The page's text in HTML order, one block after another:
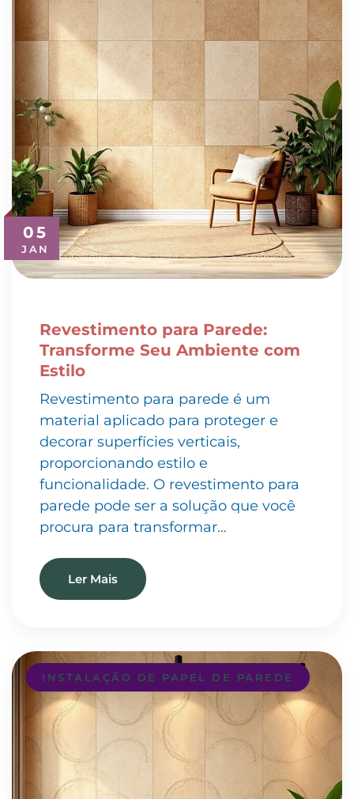
05
JAN
Revestimento para Parede:
Transforme Seu Ambiente com
Estilo
Revestimento para parede é um
material aplicado para proteger e
decorar superfícies verticais,
proporcionando estilo e
funcionalidade. O revestimento para
parede pode ser a solução que você
procura para transformar…
Ler Mais
INSTALAÇÃO DE PAPEL DE PAREDE